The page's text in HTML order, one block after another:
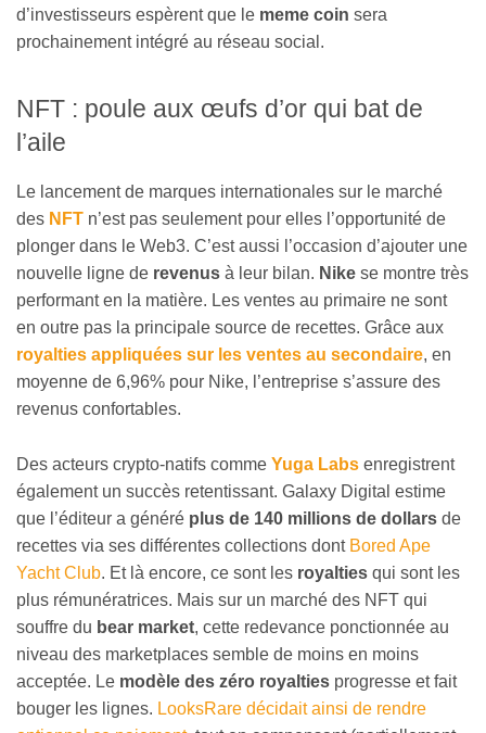
d’investisseurs espèrent que le meme coin sera
prochainement intégré au réseau social.
NFT : poule aux œufs d’or qui bat de
l’aile
Le lancement de marques internationales sur le marché
des NFT n’est pas seulement pour elles l’opportunité de
plonger dans le Web3. C’est aussi l’occasion d’ajouter une
nouvelle ligne de revenus à leur bilan. Nike se montre très
performant en la matière. Les ventes au primaire ne sont
en outre pas la principale source de recettes. Grâce aux
royalties appliquées sur les ventes au secondaire, en
moyenne de 6,96% pour Nike, l’entreprise s’assure des
revenus confortables.
Des acteurs crypto-natifs comme Yuga Labs enregistrent
également un succès retentissant. Galaxy Digital estime
que l’éditeur a généré plus de 140 millions de dollars de
recettes via ses différentes collections dont Bored Ape
Yacht Club. Et là encore, ce sont les royalties qui sont les
plus rémunératrices. Mais sur un marché des NFT qui
souffre du bear market, cette redevance ponctionnée au
niveau des marketplaces semble de moins en moins
acceptée. Le modèle des zéro royalties progresse et fait
bouger les lignes. LooksRare décidait ainsi de rendre